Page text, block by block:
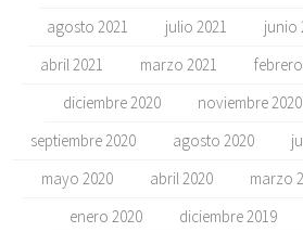
agosto 2021
julio 2021 junio
abril 2021
marzo 2021 febrero
diciembre 2020
noviembre 2020
septiembre 2020
agosto 2020
mayo 2020
abril 2020 marzo
enero 2020
diciembre 2019